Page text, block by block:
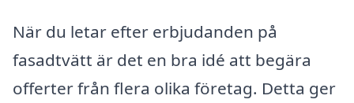
När du letar efter erbjudanden på
fasadtvätt är det en bra idé att begära
offerter från flera olika företag. Detta ger